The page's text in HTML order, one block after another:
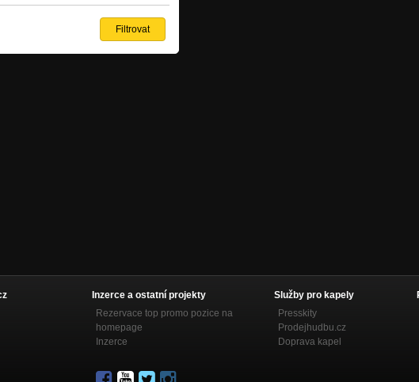
Inzerce a ostatní projekty
Rezervace top promo pozice na
homepage
Inzerce
Služby pro kapely
Presskity
Prodejhudbu.cz
Doprava kapel